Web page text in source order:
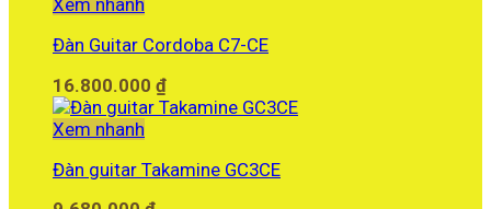
5.450.000 ₫.
Xem nhanh
Đàn Guitar Cordoba C7-CE
16.800.000 ₫
Xem nhanh
Đàn guitar Takamine GC3CE